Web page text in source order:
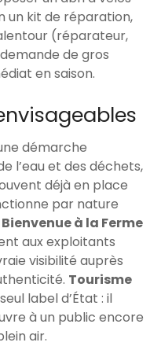
un kit de réparation,
(réparateur,
de gros
en saison.
démarche
l’eau et des déchets,
déjà en place
par nature
Bienvenue à la Ferme
aux exploitants
visibilité auprès
Tourisme
label d’État : il
à un public encore
air.